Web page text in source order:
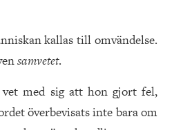
kallas till omvändelse.
samvetet.
med sig att hon gjort fel,
överbevisats inte bara om